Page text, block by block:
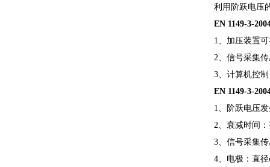
利用阶跃电压
EN 1149-3-
1、加压装置
2、信号采集
3、计算机控
EN 1149-3-
1、阶跃电压
2、衰减时间
3、信号采集
4、电极：直